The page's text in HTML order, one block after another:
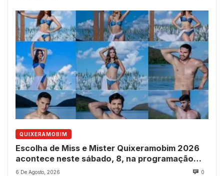
QUIXERAMOBIM
Escolha de Miss e Mister Quixeramobim 2026
acontece neste sábado, 8, na programação
dos 237 anos do município
6 De Agosto, 2026 0